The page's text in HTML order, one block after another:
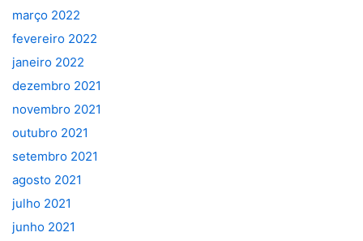
março 2022
fevereiro 2022
janeiro 2022
dezembro 2021
novembro 2021
outubro 2021
setembro 2021
agosto 2021
julho 2021
junho 2021